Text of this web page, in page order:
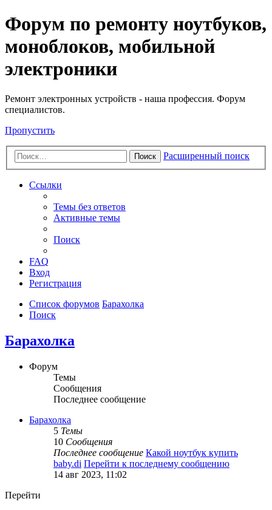
Регистрация
Форум по ремонту ноутбуков,
моноблоков, мобильной
электроники
Ремонт электронных устройств - наша профессия. Форум
специалистов.
Пропустить
Поиск Расширенный поиск
Ссылки
Темы без ответов
Активные темы
Поиск
FAQ
Вход
Регистрация
Список форумов Барахолка
Поиск
Барахолка
Форум
Темы
Сообщения
Последнее сообщение
Барахолка
5 Темы
10 Сообщения
Последнее сообщение Какой ноутбук купить
baby.di Перейти к последнему сообщению
14 авг 2023, 11:02
Перейти